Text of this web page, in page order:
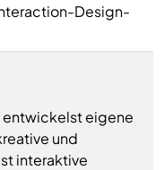
Design-
entwickelst eigene
und
interaktive